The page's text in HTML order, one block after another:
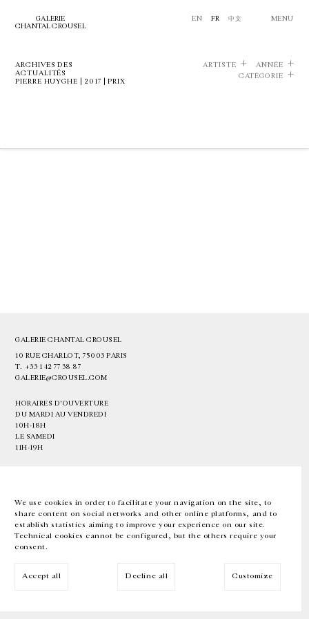
We use cookies in order to facilitate your navigation on the site, to
share content on social networks and other online platforms, and to
establish statistics aiming to improve your experience on our site.
Technical cookies cannot be configured, but the others require your
consent.
Accept all Decline all Customize
GALERIE
CHANTAL CROUSEL
EN FR 中文 MENU
ARCHIVES DES
ACTUALITÉS
PIERRE HUYGHE | 2017 | PRIX
ARTISTE
ANNÉE
CATÉGORIE
GALERIE CHANTAL CROUSEL
10 RUE CHARLOT, 75003 PARIS
T. +33 1 42 77 38 87
GALERIE@CROUSEL.COM
HORAIRES D'OUVERTURE
DU MARDI AU VENDREDI
10H-18H
LE SAMEDI
11H-19H
EN FR 中文 Facebook Instagram
Inscrivez-vous à notre newsletter